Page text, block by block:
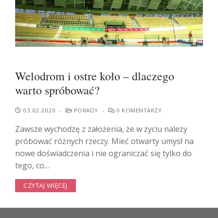
Welodrom i ostre koło – dlaczego
warto spróbować?
03.02.2020 - PORADY - 0 KOMENTARZY
Zawsze wychodzę z założenia, że w życiu należy
próbować różnych rzeczy. Mieć otwarty umysł na
nowe doświadczenia i nie ograniczać się tylko do
tego, co…
CZYTAJ WIĘCEJ